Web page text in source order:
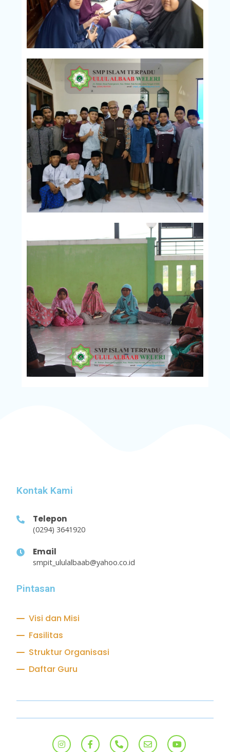
Kontak Kami
Telepon
(0294) 3641920
Email
smpit_ululalbaab@yahoo.co.id
Pintasan
Visi dan Misi
Fasilitas
Struktur Organisasi
Daftar Guru